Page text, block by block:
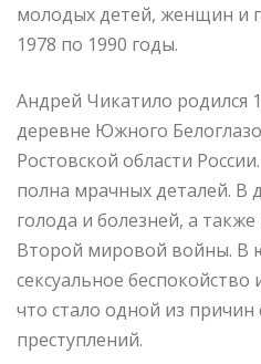
молодых детей, женщин и
1978 по 1990 годы.
Андрей Чикатило родился
деревне Южного
Ростовской области
полна мрачных деталей. В
голода и болезней, а
Второй мировой войны. В
сексуальное
что стало одной из
преступлений.